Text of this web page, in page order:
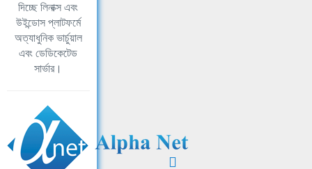
দিচ্ছে লিনাক্স এবং
উইন্ডোস প্লাটফর্মে
অত্যাধুনিক ভার্চুয়াল
এবং ডেডিকেটেড
সার্ভার।